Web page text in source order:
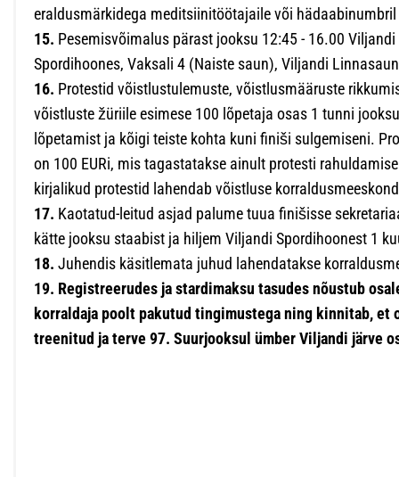
eraldusmärkidega meditsiinitöötajaile või
15. Pesemisvõimalus pärast jooksu 12:45 - 16.00
Spordihoones, Vaksali 4 (Naiste saun), Viljandi
16. Protestid võistlustulemuste, võistlusmääruste
võistluste žüriile esimese 100 lõpetaja osas 1 tunni
lõpetamist ja kõigi teiste kohta kuni finiši sulgemiseni.
on 100 EURi, mis tagastatakse ainult protesti
kirjalikud protestid lahendab võistluse
17. Kaotatud-leitud asjad palume tuua finišisse
kätte jooksu staabist ja hiljem Viljandi Spordihoonest 1
18. Juhendis käsitlemata juhud lahendatakse
19. Registreerudes ja stardimaksu tasudes nõustub
korraldaja poolt pakutud tingimustega ning kinnitab, et
treenitud ja terve 97. Suurjooksul ümber Viljandi järve